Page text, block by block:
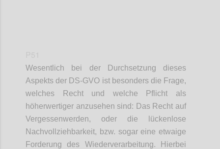
Wesentlich bei der Durchsetzung dieses
Aspekts der DS-GVO ist besonders die Frage,
welches Recht und welche Pflicht als
höherwertiger anzusehen sind: Das Recht auf
Vergessenwerden, oder die lückenlose
Nachvollziehbarkeit, bzw. sogar eine etwaige
Forderung des Wiederverarbeitung. Hierbei